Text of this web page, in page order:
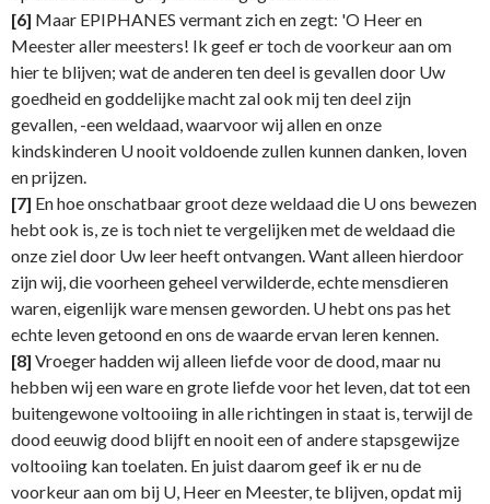
[6] Maar EPIPHANES vermant zich en zegt: 'O Heer en
Meester aller meesters! Ik geef er toch de voorkeur aan om
hier te blijven; wat de anderen ten deel is gevallen door Uw
goedheid en goddelijke macht zal ook mij ten deel zijn
gevallen, -een weldaad, waarvoor wij allen en onze
kindskinderen U nooit voldoende zullen kunnen danken, loven
en prijzen.
[7] En hoe onschatbaar groot deze weldaad die U ons bewezen
hebt ook is, ze is toch niet te vergelijken met de weldaad die
onze ziel door Uw leer heeft ontvangen. Want alleen hierdoor
zijn wij, die voorheen geheel verwilderde, echte mensdieren
waren, eigenlijk ware mensen geworden. U hebt ons pas het
echte leven getoond en ons de waarde ervan leren kennen.
[8] Vroeger hadden wij alleen liefde voor de dood, maar nu
hebben wij een ware en grote liefde voor het leven, dat tot een
buitengewone voltooiing in alle richtingen in staat is, terwijl de
dood eeuwig dood blijft en nooit een of andere stapsgewijze
voltooiing kan toelaten. En juist daarom geef ik er nu de
voorkeur aan om bij U, Heer en Meester, te blijven, opdat mij